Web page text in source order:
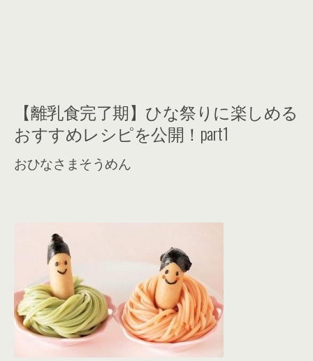
【離乳食完了期】ひな祭りに楽しめる
おすすめレシピを公開！part1
おひなさまそうめん